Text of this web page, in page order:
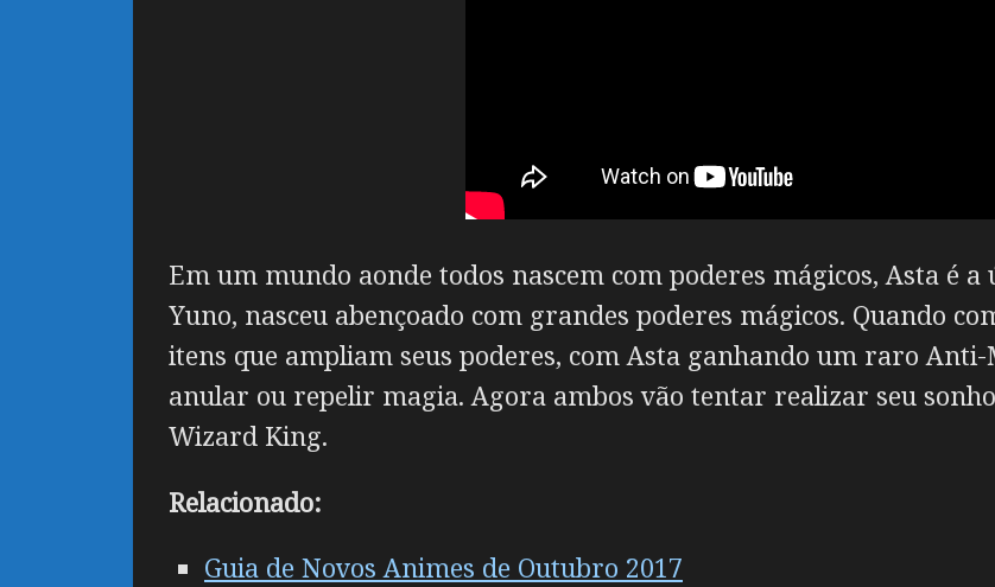
Em um mundo aonde todos nascem com poderes mágicos, Asta é a
Yuno, nasceu abençoado com grandes poderes mágicos. Quando
itens que ampliam seus poderes, com Asta ganhando um raro
anular ou repelir magia. Agora ambos vão tentar realizar seu
Wizard King.
Relacionado:
Guia de Novos Animes de Outubro 2017